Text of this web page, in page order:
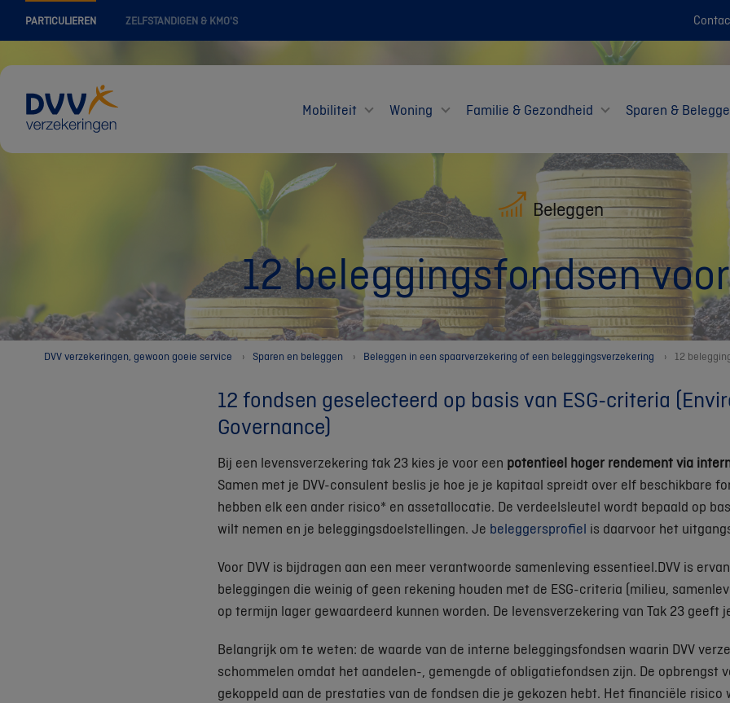
PARTICULIEREN ZELFSTANDIGEN & KMO'S
Mobiliteit Woning Familie & Gezondheid Sparen &
Beleggen
12 beleggingsfondsen
DVV verzekeringen, gewoon goeie service Sparen en beleggen Beleggen in een spaarverzekering of een beleggingsverzekering 12
12 fondsen geselecteerd op basis van ESG-criteria
Governance)
Bij een levensverzekering tak 23 kies je voor een potentieel hoger rendement via
Samen met je DVV-consulent beslis je hoe je je kapitaal spreidt over elf beschikbare
hebben elk een ander risico* en assetallocatie. De verdeelsleutel wordt bepaald op
wilt nemen en je beleggingsdoelstellingen. Je beleggersprofiel is daarvoor het
Voor DVV is bijdragen aan een meer verantwoorde samenleving essentieel.DVV is
beleggingen die weinig of geen rekening houden met de ESG-criteria (milieu,
op termijn lager gewaardeerd kunnen worden. De levensverzekering van Tak 23
Belangrijk om te weten: de waarde van de interne beleggingsfondsen waarin DVV
schommelen omdat het aandelen-, gemengde of obligatiefondsen zijn. De opbrengst
gekoppeld aan de prestaties van de fondsen die je gekozen hebt. Het financiële risico